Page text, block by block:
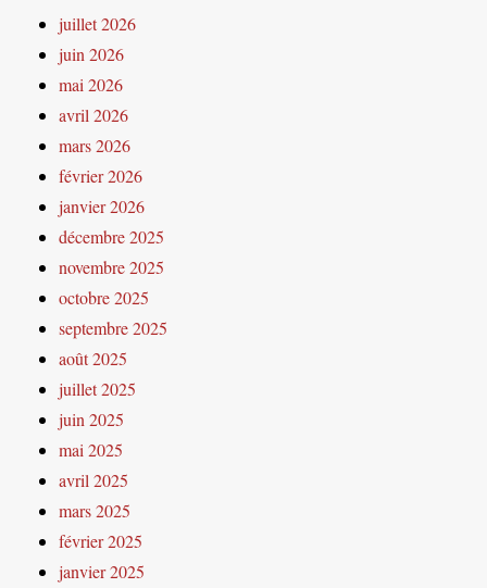
juillet 2026
juin 2026
mai 2026
avril 2026
mars 2026
février 2026
janvier 2026
décembre 2025
novembre 2025
octobre 2025
septembre 2025
août 2025
juillet 2025
juin 2025
mai 2025
avril 2025
mars 2025
février 2025
janvier 2025